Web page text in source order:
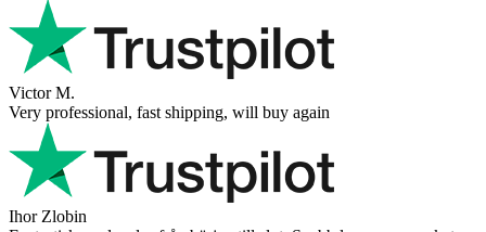
Victor M.
Very professional, fast shipping, will buy again
Ihor Zlobin